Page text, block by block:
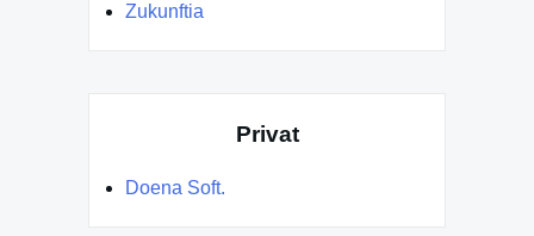
Zukunftia
Privat
Doena Soft.